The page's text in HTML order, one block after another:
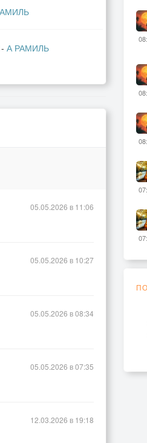
- А РАМИЛЬ
05.05.2026 в 11:06
05.05.2026 в 10:27
05.05.2026 в 08:34
05.05.2026 в 07:35
12.03.2026 в 19:18